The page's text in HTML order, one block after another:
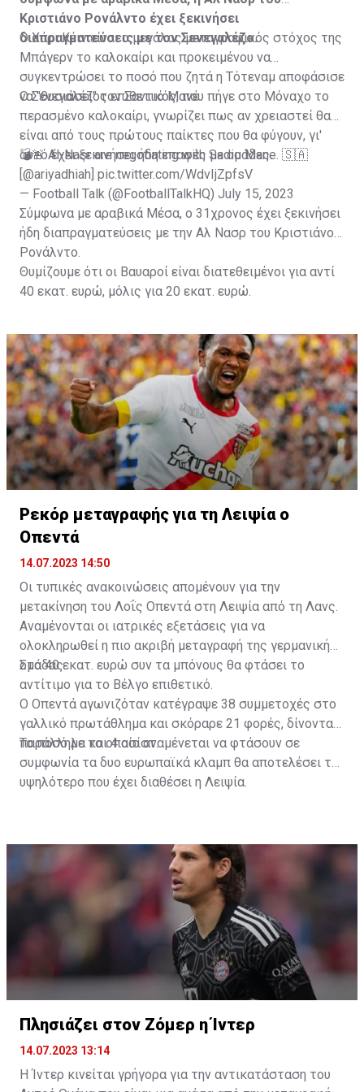
Κριστιάνο Ρονάλντο έχει ξεκινήσει
διαπραγματεύσεις με τον Σενεγαλέζο.
Ο Χάρι Κέιν είναι ο μεγάλος μεταγραφικός στόχος της
Μπάγερν το καλοκαίρι και προκειμένου να
συγκεντρώσει το ποσό που ζητά η Τότεναμ αποφάσισε
να "θυσιάσει" τον Σαντιό Μανέ.
Ο Σενεγαλέζος επιθετικός, που πήγε στο Μόναχο το
περασμένο καλοκαίρι, γνωρίζει πως αν χρειαστεί θα
είναι από τους πρώτους παίκτες που θα φύγουν, γι'
αυτό έχει ξεκινήσει ήδη επαφές με ομάδες.
💣🚨 Al-Nasr are negotiating with Sadio Mane. 🇸🇦
[@ariyadhiah] pic.twitter.com/WdvIjZpfsV
— Football Talk (@FootballTalkHQ) July 15, 2023
Σύμφωνα με αραβικά Μέσα, ο 31χρονος έχει ξεκινήσει
ήδη διαπραγματεύσεις με την Αλ Νασρ του Κριστιάνο
Ρονάλντο.
Θυμίζουμε ότι οι Βαυαροί είναι διατεθειμένοι για αντί
40 εκατ. ευρώ, μόλις για 20 εκατ. ευρώ.
Ρεκόρ μεταγραφής για τη Λειψία ο
Οπεντά
14.07.2023 14:50
Οι τυπικές ανακοινώσεις απομένουν για την
μετακίνηση του Λοΐς Οπεντά στη Λειψία από τη Λανς.
Αναμένονται οι ιατρικές εξετάσεις για να
ολοκληρωθεί η πιο ακριβή μεταγραφή της γερμανικής
ομάδας.
Στα 40 εκατ. ευρώ συν τα μπόνους θα φτάσει το
αντίτιμο για το Βέλγο επιθετικό.
Ο Οπεντά αγωνιζόταν κατέγραψε 38 συμμετοχές στο
γαλλικό πρωτάθλημα και σκόραρε 21 φορές, δίνοντας
παράλληλα και 4 ασίστ.
Το ποσό με το οποίο αναμένεται να φτάσουν σε
συμφωνία τα δυο ευρωπαϊκά κλαμπ θα αποτελέσει το
υψηλότερο που έχει διαθέσει η Λειψία.
Πλησιάζει στον Ζόμερ η Ίντερ
14.07.2023 13:14
Η Ίντερ κινείται γρήγορα για την αντικατάσταση του